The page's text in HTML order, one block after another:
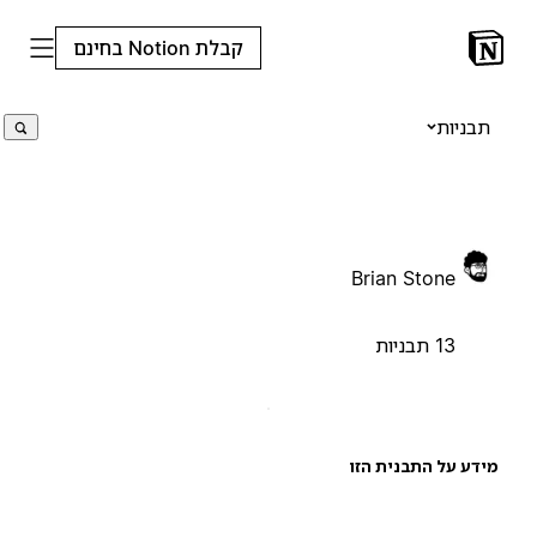
קבלת Notion בחינם
תבניות
Brian Stone
על התבנית הזו